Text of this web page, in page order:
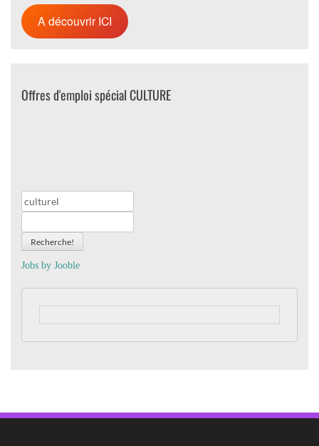
A découvrir ICI
Offres d'emploi spécial CULTURE
Recherche!
Jobs by Jooble